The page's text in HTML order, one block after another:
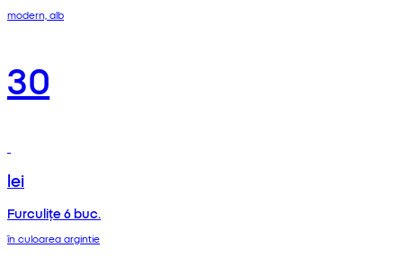
modern, alb
30
lei
Furculițe 6 buc.
în culoarea argintie